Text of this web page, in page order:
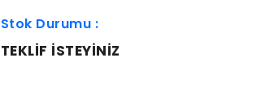
Stok Durumu :
TEKLIF ISTEYINIZ